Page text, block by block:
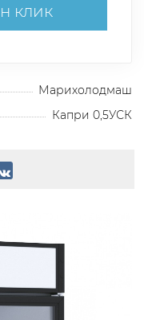
клик
Марихолодмаш
Капри 0,5УСК